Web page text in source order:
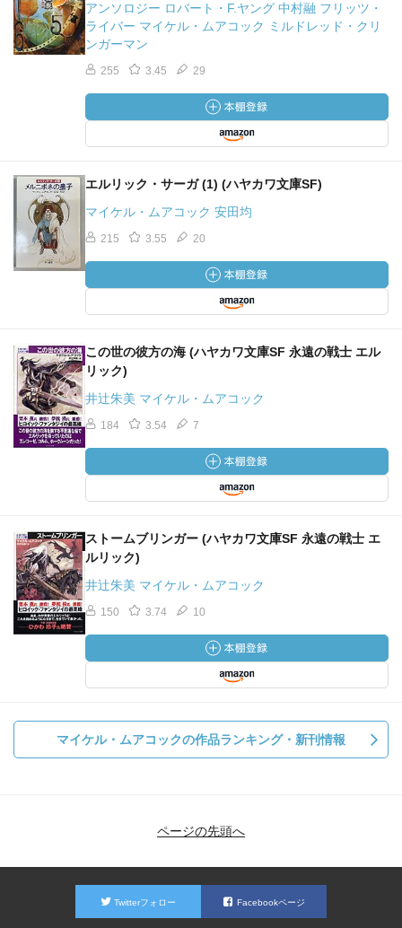
アンソロジー ロバート・F.ヤング 中村融 フリッツ・
ライバー マイケル・ムアコック ミルドレッド・クリ
ンガーマン
255 3.45 29
エルリック・サーガ (1) (ハヤカワ文庫SF)
マイケル・ムアコック 安田均
215 3.55 20
この世の彼方の海 (ハヤカワ文庫SF 永遠の戦士 エル
リック)
井辻朱美 マイケル・ムアコック
184 3.54 7
ストームブリンガー (ハヤカワ文庫SF 永遠の戦士 エ
ルリック)
井辻朱美 マイケル・ムアコック
150 3.74 10
マイケル・ムアコックの作品ランキング・新刊情報
ページの先頭へ
Twitterフォロー Facebookページ